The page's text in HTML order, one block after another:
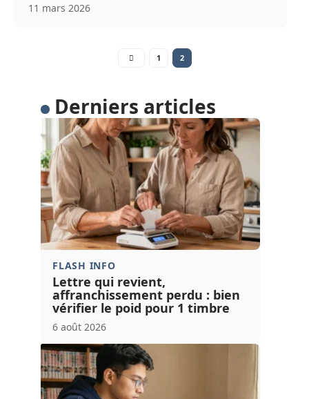
11 mars 2026
1 2
Derniers articles
FLASH INFO
Lettre qui revient,
affranchissement perdu : bien
vérifier le poid pour 1 timbre
6 août 2026